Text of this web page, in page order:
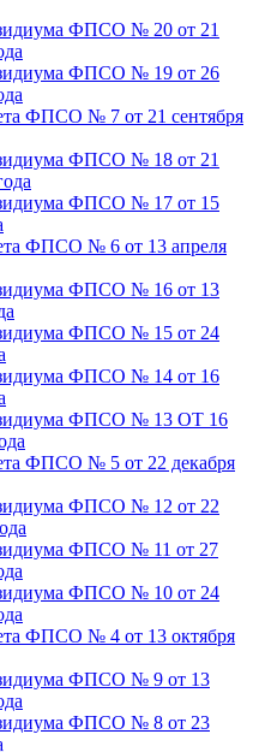
ФПСО № 20 от 21
ФПСО № 19 от 26
ФПСО № 7 от 21 сентября
ФПСО № 18 от 21
ФПСО № 17 от 15
ФПСО № 6 от 13 апреля
ФПСО № 16 от 13
ФПСО № 15 от 24
ФПСО № 14 от 16
ФПСО № 13 ОТ 16
ФПСО № 5 от 22 декабря
ФПСО № 12 от 22
ФПСО № 11 от 27
ФПСО № 10 от 24
ФПСО № 4 от 13 октября
ФПСО № 9 от 13
ФПСО № 8 от 23